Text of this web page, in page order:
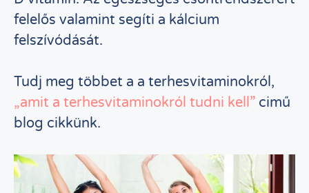
felelős valamint segíti a kálcium
felszívódását.
Tudj meg többet a a terhesvitaminokról,
„amit a terhesvitaminokról tudni kell” cimű
blog cikkünk.